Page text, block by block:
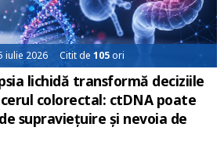
iulie 2026 Citit de105ori
lichidă transformă deciziile
colorectal: ctDNA poate
supraviețuire și nevoia de